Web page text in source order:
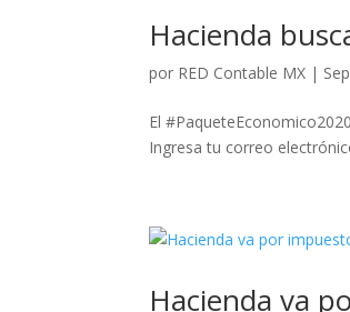
Hacienda
por RED Contable MX |
El
Ingresa tu correo
Hacienda va